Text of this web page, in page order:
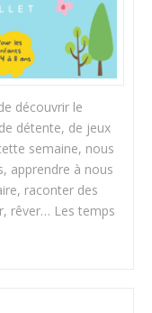
découvrir le
détente, de jeux
semaine, nous
apprendre à nous
raconter des
rêver… Les temps